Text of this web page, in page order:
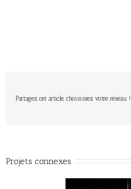
Partagez cet article, choisissez votre réseau !
Projets connexes